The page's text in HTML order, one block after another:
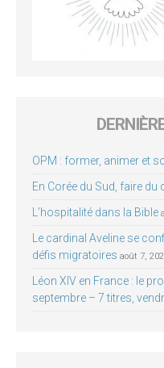
OPM : former, animer et
En Corée du Sud, faire
L’hospitalité dans la Bible
Le cardinal Aveline se
défis migratoires août 7,
Léon XIV en France : le
septembre – 7 titres,